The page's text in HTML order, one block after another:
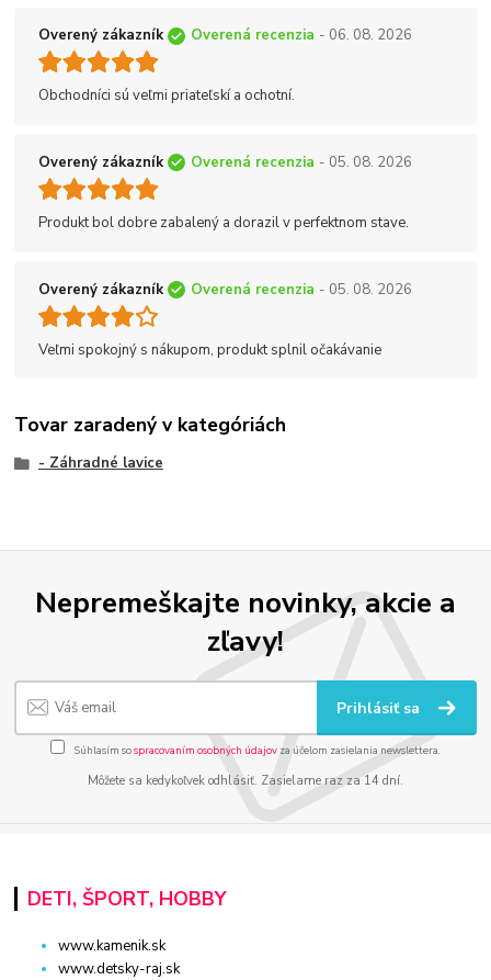
Overený zákazník Overená recenzia - 06. 08. 2026
Obchodníci sú veľmi priateľskí a ochotní.
Overený zákazník Overená recenzia - 05. 08. 2026
Produkt bol dobre zabalený a dorazil v perfektnom stave.
Overený zákazník Overená recenzia - 05. 08. 2026
Veľmi spokojný s nákupom, produkt splnil očakávanie
Tovar zaradený v kategóriách
- Záhradné lavice
Nepremeškajte novinky, akcie a
zľavy!
Prihlásiť sa
Súhlasím sospracovaním osobných údajov za účelom zasielania newslettera.
Môžete sa kedykoľvek odhlásiť. Zasielame raz za 14 dní.
DETI, ŠPORT, HOBBY
www.kamenik.sk
www.detsky-raj.sk